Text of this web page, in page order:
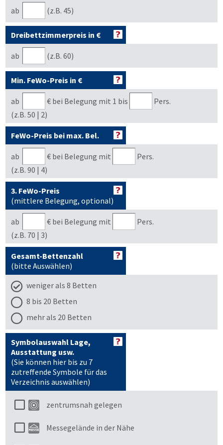
ab (z.B. 45)
Dreibettzimmerpreis in €
ab (z.B. 60)
Min. FeWo-Preis in €
ab € bei Belegung mit 1 bis
Pers.
(z.B. 50 | 2)
FeWo-Preis bei max. Bel.
ab € bei Belegung mit
Pers.
(z.B. 90 | 4)
3. FeWo-Preis
(mittlere Belegung, optional)
ab € bei Belegung mit
Pers.
(z.B. 70 | 3)
Gesamt-Bettenzahl
(bitte Auswählen)
weniger als 8 Betten
8 bis 20 Betten
mehr als 20 Betten
Symbolauswahl Lage,
Ausstattung usw.
(Sie können hier bis zu 7
zutreffende Symbole für das
Verzeichnis auswählen)
zentrumsnah gelegen
Messegelände in der Nähe